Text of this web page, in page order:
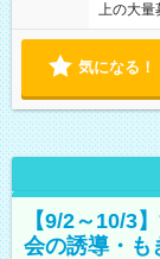
上の大量
気になる！
【9/2～10/3
会の誘導・も